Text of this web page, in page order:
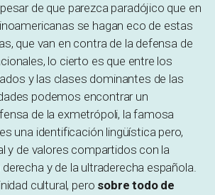
de que parezca paradójico que en
se hagan eco de estas
que van en contra de la defensa de
lo cierto es que entre los
y las clases dominantes de las
podemos encontrar un
de la exmetrópoli, la famosa
una identificación lingüística pero,
y de valores compartidos con la
y de la ultraderecha española.
cultural, pero sobre todo de